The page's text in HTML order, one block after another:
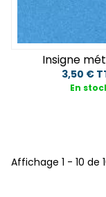
Insigne
3,50 €
En
Affichage 1 - 10 de